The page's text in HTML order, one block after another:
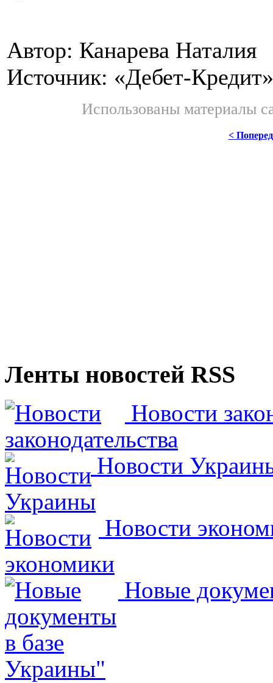
Автор: Канарева Наталия
Источник: «Дебет-Кредит»
Использованы материалы
<
Ленты новостей RSS
Новости
Новости
Новости
Новые
Украины"